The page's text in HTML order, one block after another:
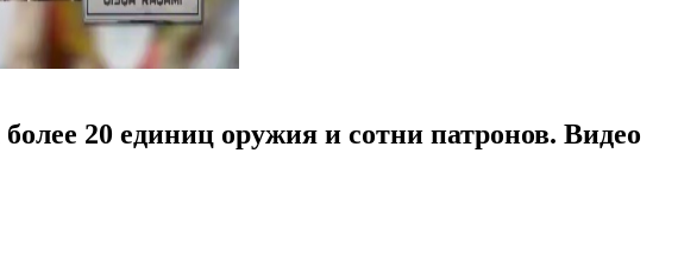
20 единиц оружия и сотни патронов. Видео